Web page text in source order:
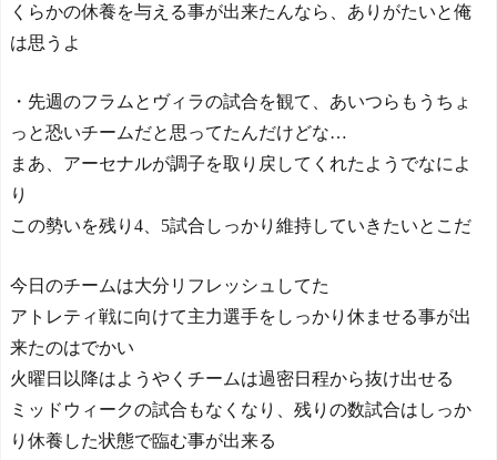
くらかの休養を与える事が出来たんなら、ありがたいと俺
は思うよ
・先週のフラムとヴィラの試合を観て、あいつらもうちょ
っと恐いチームだと思ってたんだけどな…
まあ、アーセナルが調子を取り戻してくれたようでなによ
り
この勢いを残り4、5試合しっかり維持していきたいとこだ
今日のチームは大分リフレッシュしてた
アトレティ戦に向けて主力選手をしっかり休ませる事が出
来たのはでかい
火曜日以降はようやくチームは過密日程から抜け出せる
ミッドウィークの試合もなくなり、残りの数試合はしっか
り休養した状態で臨む事が出来る